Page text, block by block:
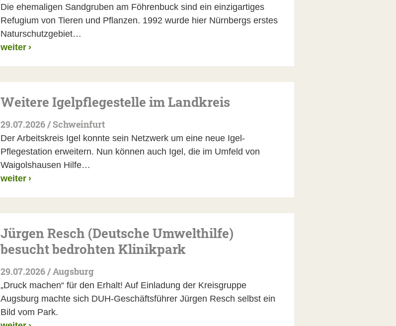
Die ehemaligen Sandgruben am Föhrenbuck sind ein einzigartiges
Refugium von Tieren und Pflanzen. 1992 wurde hier Nürnbergs erstes
Naturschutzgebiet…
weiter ›
Weitere Igelpflegestelle im Landkreis
29.07.2026 / Schweinfurt
Der Arbeitskreis Igel konnte sein Netzwerk um eine neue Igel-
Pflegestation erweitern. Nun können auch Igel, die im Umfeld von
Waigolshausen Hilfe…
weiter ›
Jürgen Resch (Deutsche Umwelthilfe)
besucht bedrohten Klinikpark
29.07.2026 / Augsburg
„Druck machen“ für den Erhalt! Auf Einladung der Kreisgruppe
Augsburg machte sich DUH-Geschäftsführer Jürgen Resch selbst ein
Bild vom Park.